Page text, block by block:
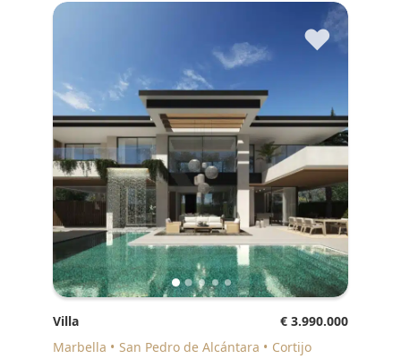
♥
Villa
€ 3.990.000
Marbella
San Pedro de Alcántara
Cortijo